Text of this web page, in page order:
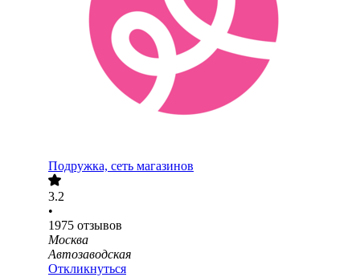
Подружка, сеть магазинов
3.2
•
1975 отзывов
Москва
Автозаводская
Откликнуться